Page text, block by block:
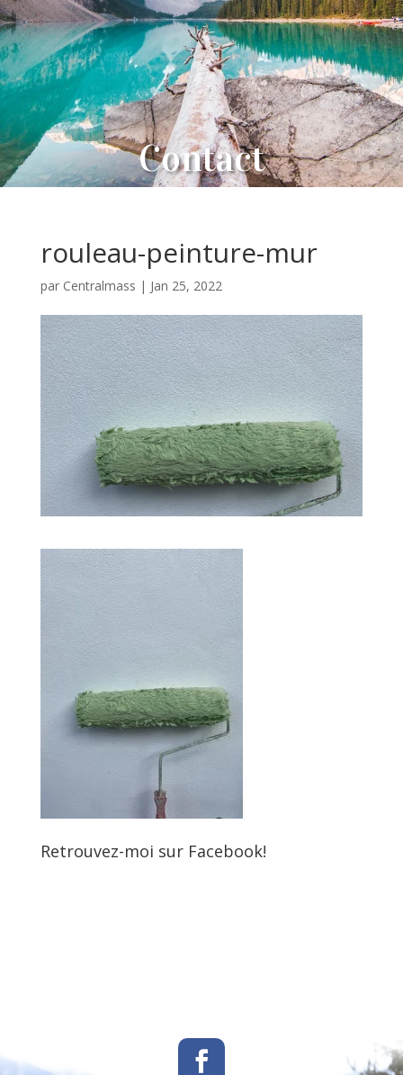
Contact
rouleau-peinture-mur
par Centralmass | Jan 25, 2022
Retrouvez-moi sur Facebook!